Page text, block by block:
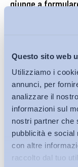
Questo sito web
Utilizziamo i
annunci, per
analizzare il
informazioni sul
nostri partner che
pubblicità e social
con altre
raccolto dal tuo
giunge a
impostazione, lo
innovativa della
specifico, le critiche
applicazione della
retributivo” –
bonus
soglie
considerate
Dal confronto tra
emerge con